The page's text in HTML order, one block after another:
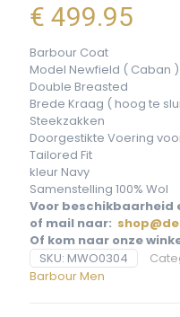
€ 499.95
Barbour Coat
Model Newfield ( Caban )
Double Breasted
Brede Kraag ( hoog te
Steekzakken
Doorgestikte Voering
Tailored Fit
kleur Navy
Samenstelling 100% Wol
Voor beschikbaarheid
of mail naar:
Of kom naar onze
SKU: MWO0304
Barbour Men